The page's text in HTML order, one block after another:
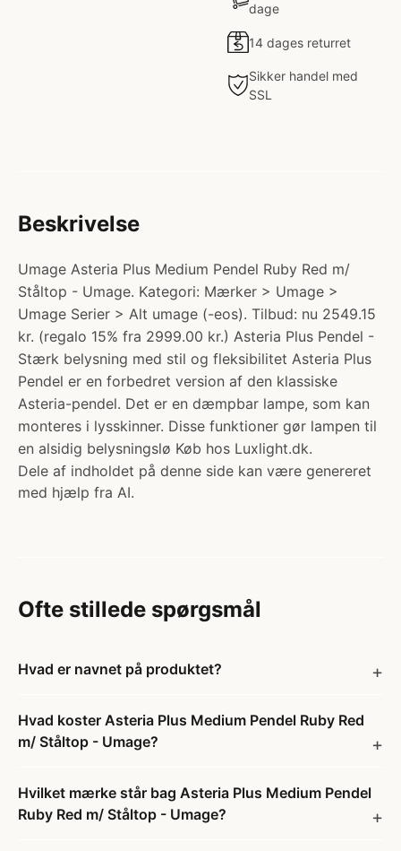
dage
14 dages returret
Sikker handel med
SSL
Beskrivelse
Umage Asteria Plus Medium Pendel Ruby Red m/
Ståltop - Umage. Kategori: Mærker > Umage >
Umage Serier > Alt umage (-eos). Tilbud: nu 2549.15
kr. (regalo 15% fra 2999.00 kr.) Asteria Plus Pendel -
Stærk belysning med stil og fleksibilitet Asteria Plus
Pendel er en forbedret version af den klassiske
Asteria-pendel. Det er en dæmpbar lampe, som kan
monteres i lysskinner. Disse funktioner gør lampen til
en alsidig belysningslø Køb hos Luxlight.dk.
Dele af indholdet på denne side kan være genereret
med hjælp fra AI.
Ofte stillede spørgsmål
Hvad er navnet på produktet?
Hvad koster Asteria Plus Medium Pendel Ruby Red
m/ Ståltop - Umage?
Hvilket mærke står bag Asteria Plus Medium Pendel
Ruby Red m/ Ståltop - Umage?